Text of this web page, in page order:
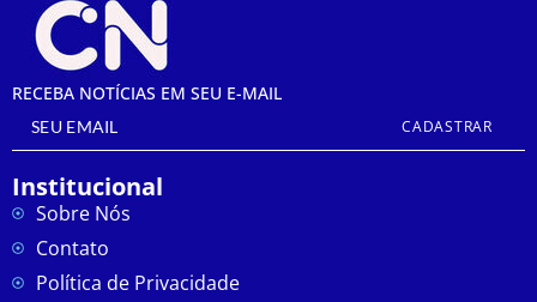
RECEBA NOTÍCIAS EM SEU E-MAIL
CADASTRAR
Institucional
Sobre Nós
Contato
Política de Privacidade